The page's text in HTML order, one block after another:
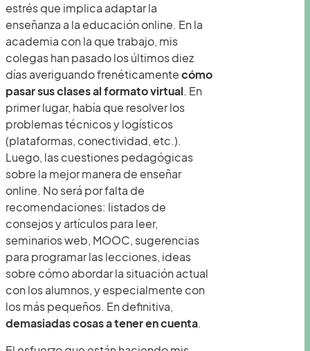
estrés que implica adaptar la
enseñanza a la educación online. En la
academia con la que trabajo, mis
colegas han pasado los últimos diez
días averiguando frenéticamentecómo
pasar sus clases al formato virtual. En
primer lugar, había que resolver los
problemas técnicos y logísticos
(plataformas, conectividad, etc.).
Luego, las cuestiones pedagógicas
sobre la mejor manera de enseñar
online. No será por falta de
recomendaciones: listados de
consejos y artículos para leer,
seminarios web, MOOC, sugerencias
para programar las lecciones, ideas
sobre cómo abordar la situación actual
con los alumnos, y especialmente con
los más pequeños. En definitiva,
demasiadas cosas a tener en cuenta.